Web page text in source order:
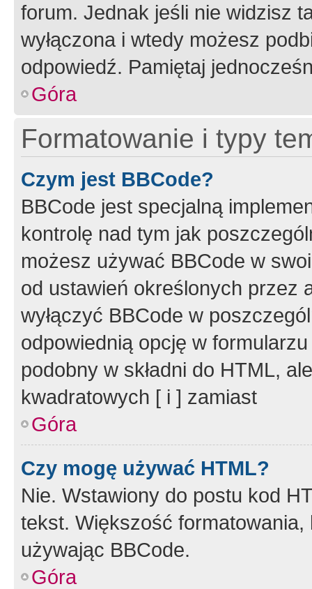
forum. Jednak jeśli nie widzisz
wyłączona i wtedy możesz
odpowiedź. Pamiętaj
Góra
Formatowanie i typy
Czym jest BBCode?
BBCode jest specjalną
kontrolę nad tym jak
możesz używać BBCode w
od ustawień określonych przez
wyłączyć BBCode w
odpowiednią opcję w
podobny w składni do HTML,
kwadratowych [ i ] zamiast
Góra
Czy mogę używać HTML?
Nie. Wstawiony do postu kod
tekst. Większość
używając BBCode.
Góra